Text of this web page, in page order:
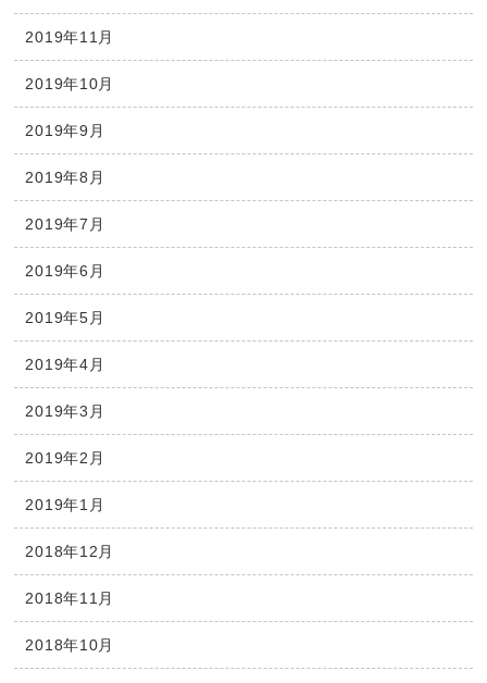
2019年11月
2019年10月
2019年9月
2019年8月
2019年7月
2019年6月
2019年5月
2019年4月
2019年3月
2019年2月
2019年1月
2018年12月
2018年11月
2018年10月